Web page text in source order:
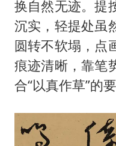
换自然无迹。提
沉实，轻提处虽
圆转不软塌，点
痕迹清晰，靠笔
合“以真作草”的要